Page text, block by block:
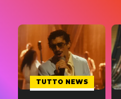
TUTTO NEWS